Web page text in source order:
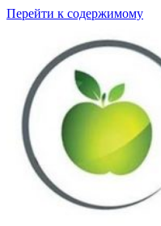
Перейти к содержимому